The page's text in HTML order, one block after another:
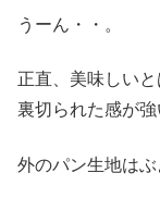
うーん・・。
正直、美味しい
裏切られた感が強
外のパン生地はぶ